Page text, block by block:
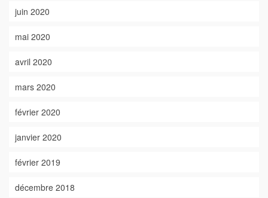
juin 2020
mai 2020
avril 2020
mars 2020
février 2020
janvier 2020
février 2019
décembre 2018